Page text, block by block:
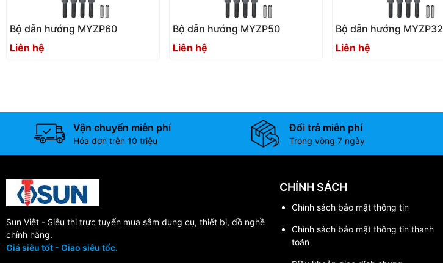
Bộ dẫn hướng MYZP60
Liên hệ
Bộ dẫn hướng MYZP50
Liên hệ
Bộ dẫn hướng MYZP32
Liên hệ
Vận chuyển miễn phí
Hóa đơn trên 10 triệu
Đổi trả miễn phí
Trong vòng 7 ngày
Sun Việt - Siêu thị trực tuyến mua sắm dụng cụ, thiết bị, đồ nghề
chính hãng.
Giá siêu tốt - Giao siêu tốc.
CHÍNH SÁCH
Chính sách bảo mật thông tin
Chính sách bảo mật thông tin thanh
toán